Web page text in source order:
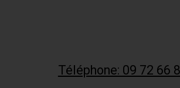
Téléphone: 09 72 66